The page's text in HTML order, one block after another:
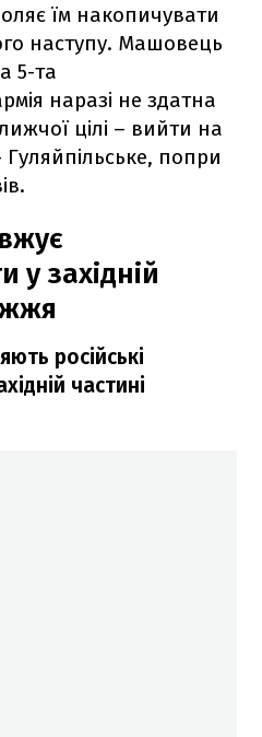
їм накопичувати
наступу. Машовець
5-та
наразі не здатна
цілі – вийти на
попри
у західній
російські
частині